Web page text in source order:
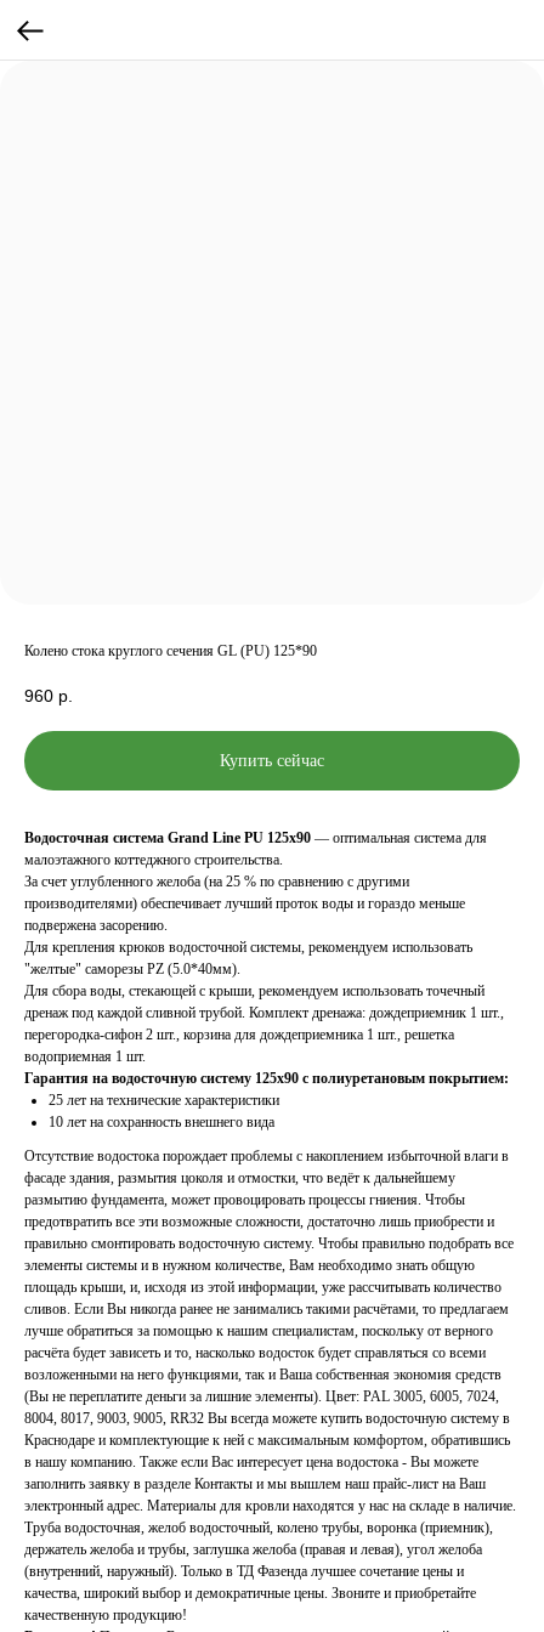
Колено стока круглого сечения GL (PU) 125*90
960 р.
Купить сейчас
Водосточная система Grand Line PU 125x90 — оптимальная система для
малоэтажного коттеджного строительства.
За счет углубленного желоба (на 25 % по сравнению с другими
производителями) обеспечивает лучший проток воды и гораздо меньше
подвержена засорению.
Для крепления крюков водосточной системы, рекомендуем использовать
"желтые" саморезы PZ (5.0*40мм).
Для сбора воды, стекающей с крыши, рекомендуем использовать точечный
дренаж под каждой сливной трубой. Комплект дренажа: дождеприемник 1 шт.,
перегородка-сифон 2 шт., корзина для дождеприемника 1 шт., решетка
водоприемная 1 шт.
Гарантия на водосточную систему 125х90 с полиуретановым покрытием:
25 лет на технические характеристики
10 лет на сохранность внешнего вида
Отсутствие водостока порождает проблемы с накоплением избыточной влаги в
фасаде здания, размытия цоколя и отмостки, что ведёт к дальнейшему
размытию фундамента, может провоцировать процессы гниения. Чтобы
предотвратить все эти возможные сложности, достаточно лишь приобрести и
правильно смонтировать водосточную систему. Чтобы правильно подобрать все
элементы системы и в нужном количестве, Вам необходимо знать общую
площадь крыши, и, исходя из этой информации, уже рассчитывать количество
сливов. Если Вы никогда ранее не занимались такими расчётами, то предлагаем
лучше обратиться за помощью к нашим специалистам, поскольку от верного
расчёта будет зависеть и то, насколько водосток будет справляться со всеми
возложенными на него функциями, так и Ваша собственная экономия средств
(Вы не переплатите деньги за лишние элементы). Цвет: PAL 3005, 6005, 7024,
8004, 8017, 9003, 9005, RR32 Вы всегда можете купить водосточную систему в
Краснодаре и комплектующие к ней с максимальным комфортом, обратившись
в нашу компанию. Также если Вас интересует цена водостока - Вы можете
заполнить заявку в разделе Контакты и мы вышлем наш прайс-лист на Ваш
электронный адрес. Материалы для кровли находятся у нас на складе в наличие.
Труба водосточная, желоб водосточный, колено трубы, воронка (приемник),
держатель желоба и трубы, заглушка желоба (правая и левая), угол желоба
(внутренний, наружный). Только в ТД Фазенда лучшее сочетание цены и
качества, широкий выбор и демократичные цены. Звоните и приобретайте
качественную продукцию!